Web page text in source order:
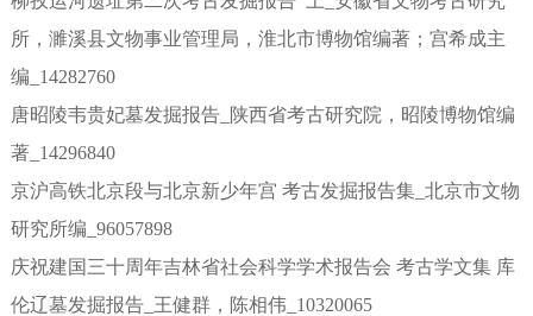
所，濉溪县文物事业管理局，淮北市博物馆编著；宫希成主
编_14282760
唐昭陵韦贵妃墓发掘报告_陕西省考古研究院，昭陵博物馆编
著_14296840
京沪高铁北京段与北京新少年宫 考古发掘报告集_北京市文物
研究所编_96057898
庆祝建国三十周年吉林省社会科学学术报告会 考古学文集 库
伦辽墓发掘报告_王健群，陈相伟_10320065